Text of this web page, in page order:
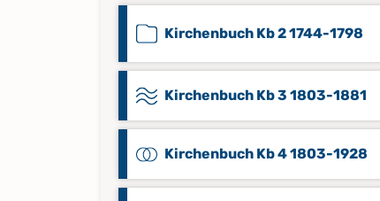
Kirchenbuch Kb 2 1744-1798
Kirchenbuch Kb 3 1803-1881
Kirchenbuch Kb 4 1803-1928